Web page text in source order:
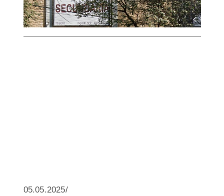
05.05.2025/